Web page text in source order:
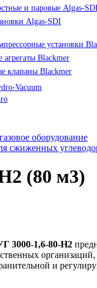
и паровые Algas-
Algas-SDI
установки
Blackmer
клапаны Blackmer
Vacuum
оборудование
сжиженных
(80 м3)
3000-1,6-80-Н2
организаций,
и